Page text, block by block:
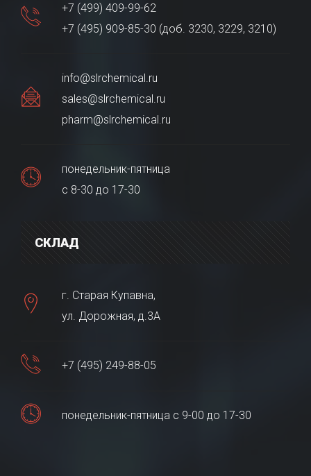
+7 (499) 409-99-62
+7 (495) 909-85-30 (доб. 3230, 3229, 3210)
info@slrchemical.ru
sales@slrchemical.ru
pharm@slrchemical.ru
понедельник-пятница
с 8-30 до 17-30
СКЛАД
г. Старая Купавна,
ул. Дорожная, д.3А
+7 (495) 249-88-05
понедельник-пятница с 9-00 до 17-30